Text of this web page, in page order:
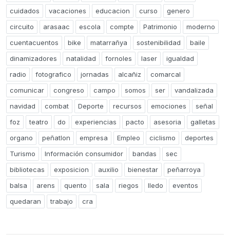
cuidados
vacaciones educacion curso
genero
circuito
arasaac escola compte Patrimonio
moderno
cuentacuentos
bike matarrañya sostenibilidad
baile
dinamizadores
natalidad fornoles laser
igualdad
radio
fotografico jornadas alcañiz
comarcal
comunicar
congreso campo somos ser
vandalizada
navidad
combat Deporte recursos emociones
señal
foz
teatro do experiencias pacto asesoria
galletas
organo
peñatlon empresa Empleo ciclismo
deportes
Turismo
Información consumidor bandas
sec
bibliotecas
exposicion auxilio bienestar
peñarroya
balsa
arens quento sala riegos lledo
eventos
quedaran
trabajo cra